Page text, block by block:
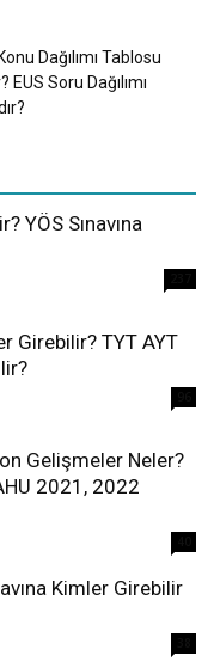
Dağılımı Tablosu
EUS Soru Dağılımı
YÖS Sınavına
Girebilir? TYT AYT
Gelişmeler Neler?
2021, 2022
Kimler Girebilir